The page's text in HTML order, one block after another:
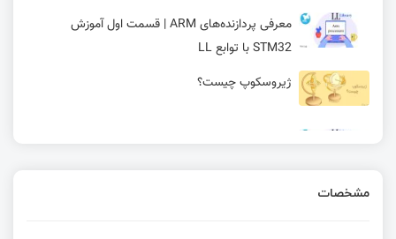
معرفی پردازنده‌های ARM | قسمت اول آموزش
STM32 با توابع LL
ژیروسکوپ چیست؟
مشخصات